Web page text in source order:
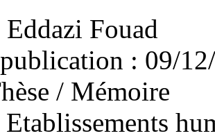
Eddazi Fouad
: 09/
/ Mémoire
Etablissements